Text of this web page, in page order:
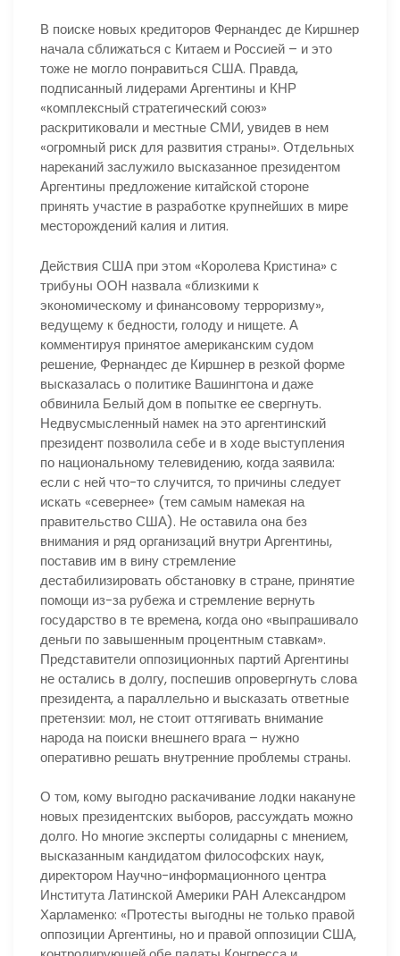
В поиске новых кредиторов Фернандес де Киршнер
начала сближаться с Китаем и Россией – и это
тоже не могло понравиться США. Правда,
подписанный лидерами Аргентины и КНР
«комплексный стратегический союз»
раскритиковали и местные СМИ, увидев в нем
«огромный риск для развития страны». Отдельных
нареканий заслужило высказанное президентом
Аргентины предложение китайской стороне
принять участие в разработке крупнейших в мире
месторождений калия и лития.
Действия США при этом «Королева Кристина» с
трибуны ООН назвала «близкими к
экономическому и финансовому терроризму»,
ведущему к бедности, голоду и нищете. А
комментируя принятое американским судом
решение, Фернандес де Киршнер в резкой форме
высказалась о политике Вашингтона и даже
обвинила Белый дом в попытке ее свергнуть.
Недвусмысленный намек на это аргентинский
президент позволила себе и в ходе выступления
по национальному телевидению, когда заявила:
если с ней что-то случится, то причины следует
искать «севернее» (тем самым намекая на
правительство США). Не оставила она без
внимания и ряд организаций внутри Аргентины,
поставив им в вину стремление
дестабилизировать обстановку в стране, принятие
помощи из-за рубежа и стремление вернуть
государство в те времена, когда оно «выпрашивало
деньги по завышенным процентным ставкам».
Представители оппозиционных партий Аргентины
не остались в долгу, поспешив опровергнуть слова
президента, а параллельно и высказать ответные
претензии: мол, не стоит оттягивать внимание
народа на поиски внешнего врага – нужно
оперативно решать внутренние проблемы страны.
О том, кому выгодно раскачивание лодки накануне
новых президентских выборов, рассуждать можно
долго. Но многие эксперты солидарны с мнением,
высказанным кандидатом философских наук,
директором Научно-информационного центра
Института Латинской Америки РАН Александром
Харламенко: «Протесты выгодны не только правой
оппозиции Аргентины, но и правой оппозиции США,